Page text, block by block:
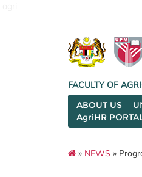
FACULTY OF
ABOUT US
AgriHR
» NEWS »